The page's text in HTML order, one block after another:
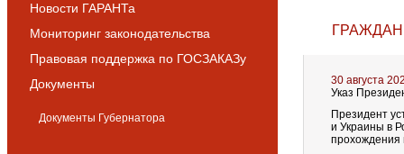
Новости ГАРАНТа
Мониторинг законодательства
Правовая поддержка по ГОСЗАКАЗу
Документы
Документы Губернатора
30 августа
Указ
Президент
и Украины в
прохождения